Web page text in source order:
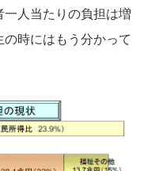
人当たりの負担は増
時にはもう分かって